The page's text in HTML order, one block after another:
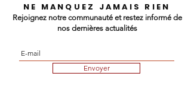
NE MANQUEZ JAMAIS RIEN
Rejoignez notre communauté et restez informé de
nos dernières actualités
Envoyer